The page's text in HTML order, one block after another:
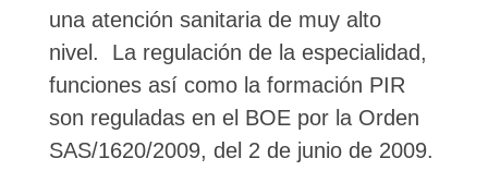
una atención sanitaria de muy alto
nivel. La regulación de la especialidad,
funciones así como la formación PIR
son reguladas en el BOE por la Orden
SAS/1620/2009, del 2 de junio de 2009.